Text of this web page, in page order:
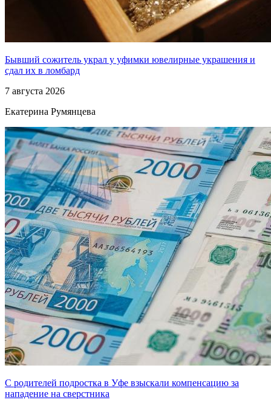
Бывший сожитель украл у уфимки ювелирные украшения и
сдал их в ломбард
7 августа 2026
Екатерина Румянцева
С родителей подростка в Уфе взыскали компенсацию за
нападение на сверстника